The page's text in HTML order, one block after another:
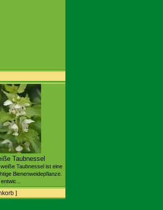
Taubnessel
Taubnessel ist eine
Bienenweidepflanze.
]